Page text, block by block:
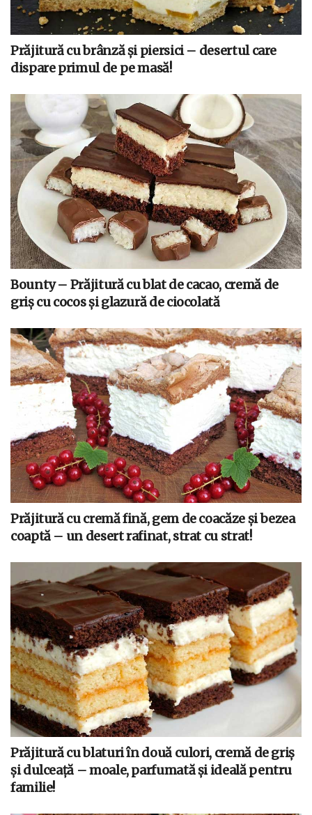
Prăjitură cu brânză și piersici – desertul care
dispare primul de pe masă!
Bounty – Prăjitură cu blat de cacao, cremă de
griș cu cocos și glazură de ciocolată
Prăjitură cu cremă fină, gem de coacăze și bezea
coaptă – un desert rafinat, strat cu strat!
Prăjitură cu blaturi în două culori, cremă de griș
și dulceață – moale, parfumată și ideală pentru
familie!